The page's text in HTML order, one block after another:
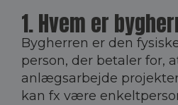
1. Hvem er
Bygherren er den
person, der betaler for,
anlægsarbejde
kan fx være